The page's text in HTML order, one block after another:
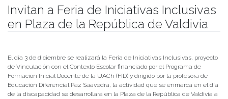
Invitan a Feria de Iniciativas Inclusivas
en Plaza de la República de Valdivia
El día 3 de diciembre se realizará la Feria de Iniciativas Inclusivas, proyecto
de Vinculación con el Contexto Escolar financiado por el Programa de
Formación Inicial Docente de la UACh (FID) y dirigido por la profesora de
Educación Diferencial Paz Saavedra, la actividad que se enmarca en el día
de la discapacidad se desarrollará en la Plaza de la República de Valdivia a